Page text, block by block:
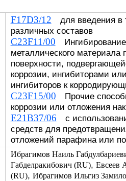
F17D3/12 для введения в
различных составов
C23F11/00 Ингибирование
металлического материала
поверхности,
коррозии, ингибиторами
ингибиторов к
C23F15/00 Прочие
коррозии или отложения
E21B37/06 с
средств для
отложений парафина или
Ибрагимов Наиль
Габделракибович (RU), Евсеев
(RU), Ибрагимов Ильгиз